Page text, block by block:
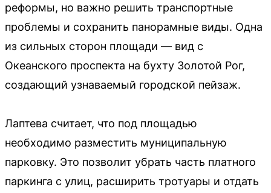
реформы, но важно решить транспортные
проблемы и сохранить панорамные виды. Одна
из сильных сторон площади — вид с
Океанского проспекта на бухту Золотой Рог,
создающий узнаваемый городской пейзаж.
Лаптева считает, что под площадью
необходимо разместить муниципальную
парковку. Это позволит убрать часть платного
паркинга с улиц, расширить тротуары и отдать